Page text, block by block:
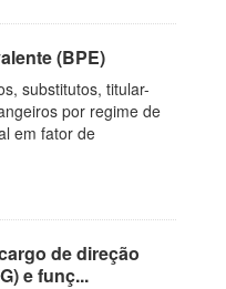
(BPE)
substitutos, titular-
por regime de
em fator de
de direção
e funç...